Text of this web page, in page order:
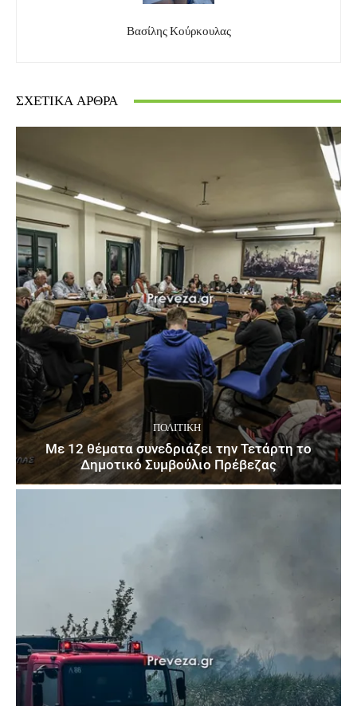
Βασίλης Κούρκουλας
ΣΧΕΤΙΚΆ ΆΡΘΡΑ
ΠΟΛΙΤΙΚΉ
Με 12 θέματα συνεδριάζει την Τετάρτη το
Δημοτικό Συμβούλιο Πρέβεζας